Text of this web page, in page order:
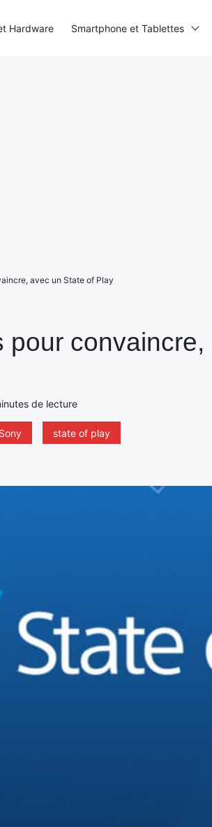
pour
de lecture
Sony state of play
avec un State of Play
Hardware Smartphone et Tablettes